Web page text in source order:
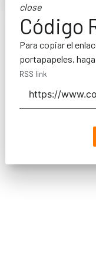
close
Código
Para copiar el
portapapeles,
RSS link